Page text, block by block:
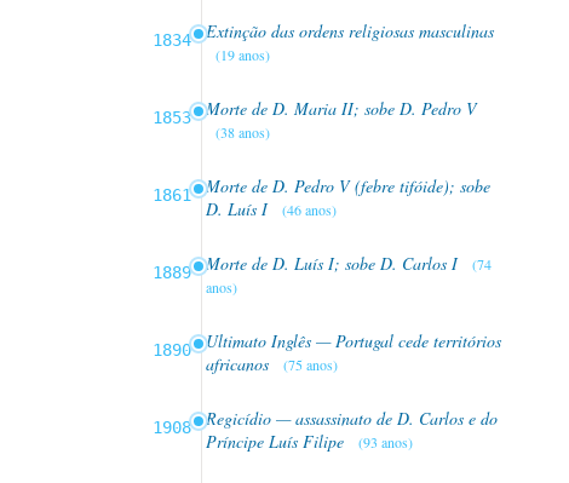
1834 Extinção das ordens religiosas masculinas
(19 anos)
1853 Morte de D. Maria II; sobe D. Pedro V
(38 anos)
1861
Morte de D. Pedro V (febre tifóide); sobe
D. Luís I
(46 anos)
1889 Morte de D. Luís I; sobe D. Carlos I
(74
anos)
1890
Ultimato Inglês — Portugal cede territórios
africanos
(75 anos)
1908
Regicídio — assassinato de D. Carlos e do
Príncipe Luís Filipe
(93 anos)